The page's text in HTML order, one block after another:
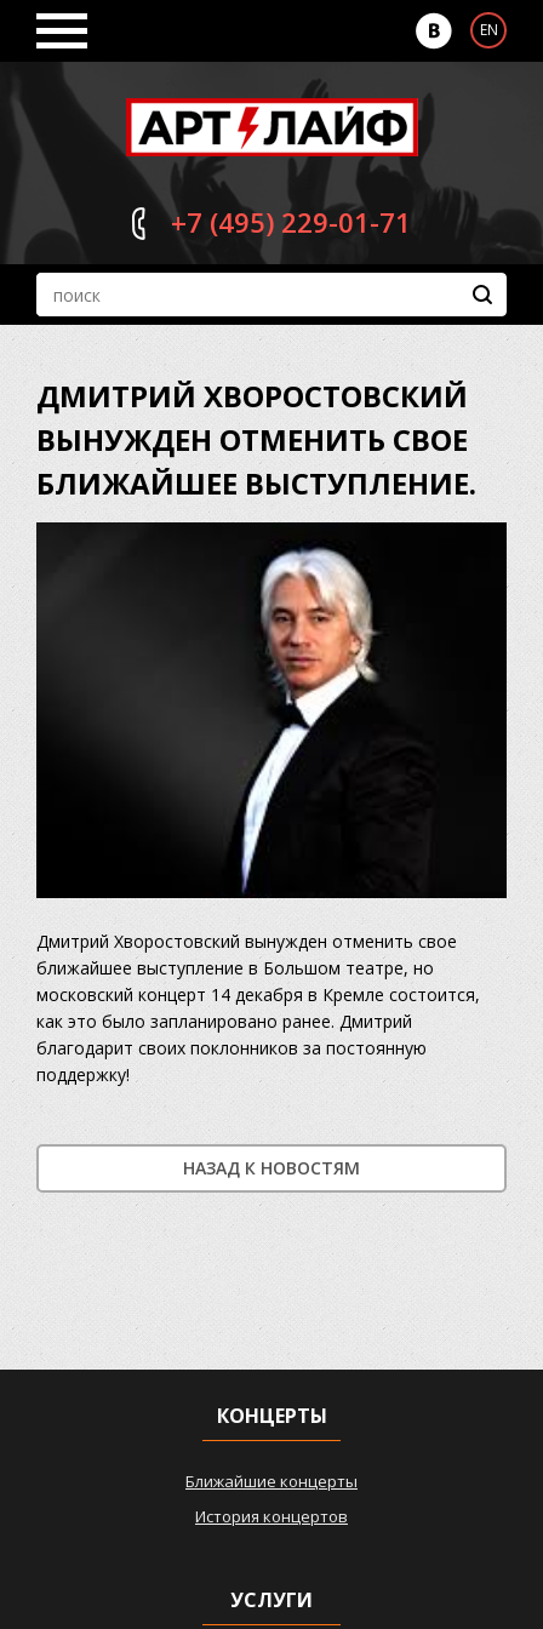
EN
+7 (495) 229-01-71
ДМИТРИЙ ХВОРОСТОВСКИЙ
ВЫНУЖДЕН ОТМЕНИТЬ СВОЕ
БЛИЖАЙШЕЕ ВЫСТУПЛЕНИЕ.
Дмитрий Хворостовский вынужден отменить свое
ближайшее выступление в Большом театре, но
московский концерт 14 декабря в Кремле состоится,
как это было запланировано ранее. Дмитрий
благодарит своих поклонников за постоянную
поддержку!
НАЗАД К НОВОСТЯМ
КОНЦЕРТЫ
Ближайшие концерты
История концертов
УСЛУГИ